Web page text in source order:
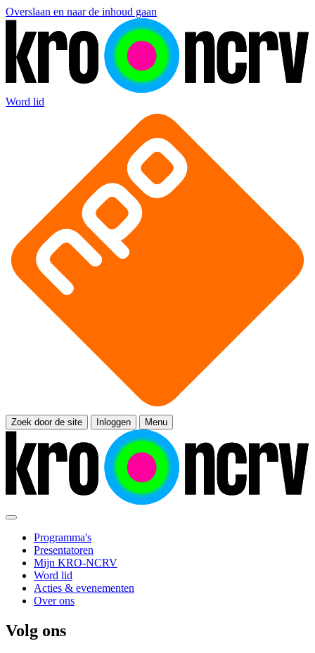
Overslaan en naar de inhoud gaan
Word lid
Zoek door de site Inloggen Menu
Programma's
Presentatoren
Mijn KRO-NCRV
Word lid
Acties & evenementen
Over ons
Volg ons